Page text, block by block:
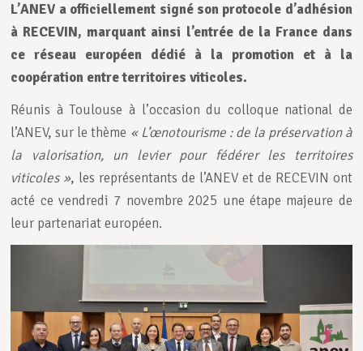
L’ANEV a officiellement signé son protocole d’adhésion
à RECEVIN, marquant ainsi l’entrée de la France dans
ce réseau européen dédié à la promotion et à la
coopération entre territoires viticoles.
Réunis à Toulouse à l’occasion du colloque national de
l’ANEV, sur le thème « L’œnotourisme : de la préservation à
la valorisation, un levier pour fédérer les territoires
viticoles », les représentants de l’ANEV et de RECEVIN ont
acté ce vendredi 7 novembre 2025 une étape majeure de
leur partenariat européen.